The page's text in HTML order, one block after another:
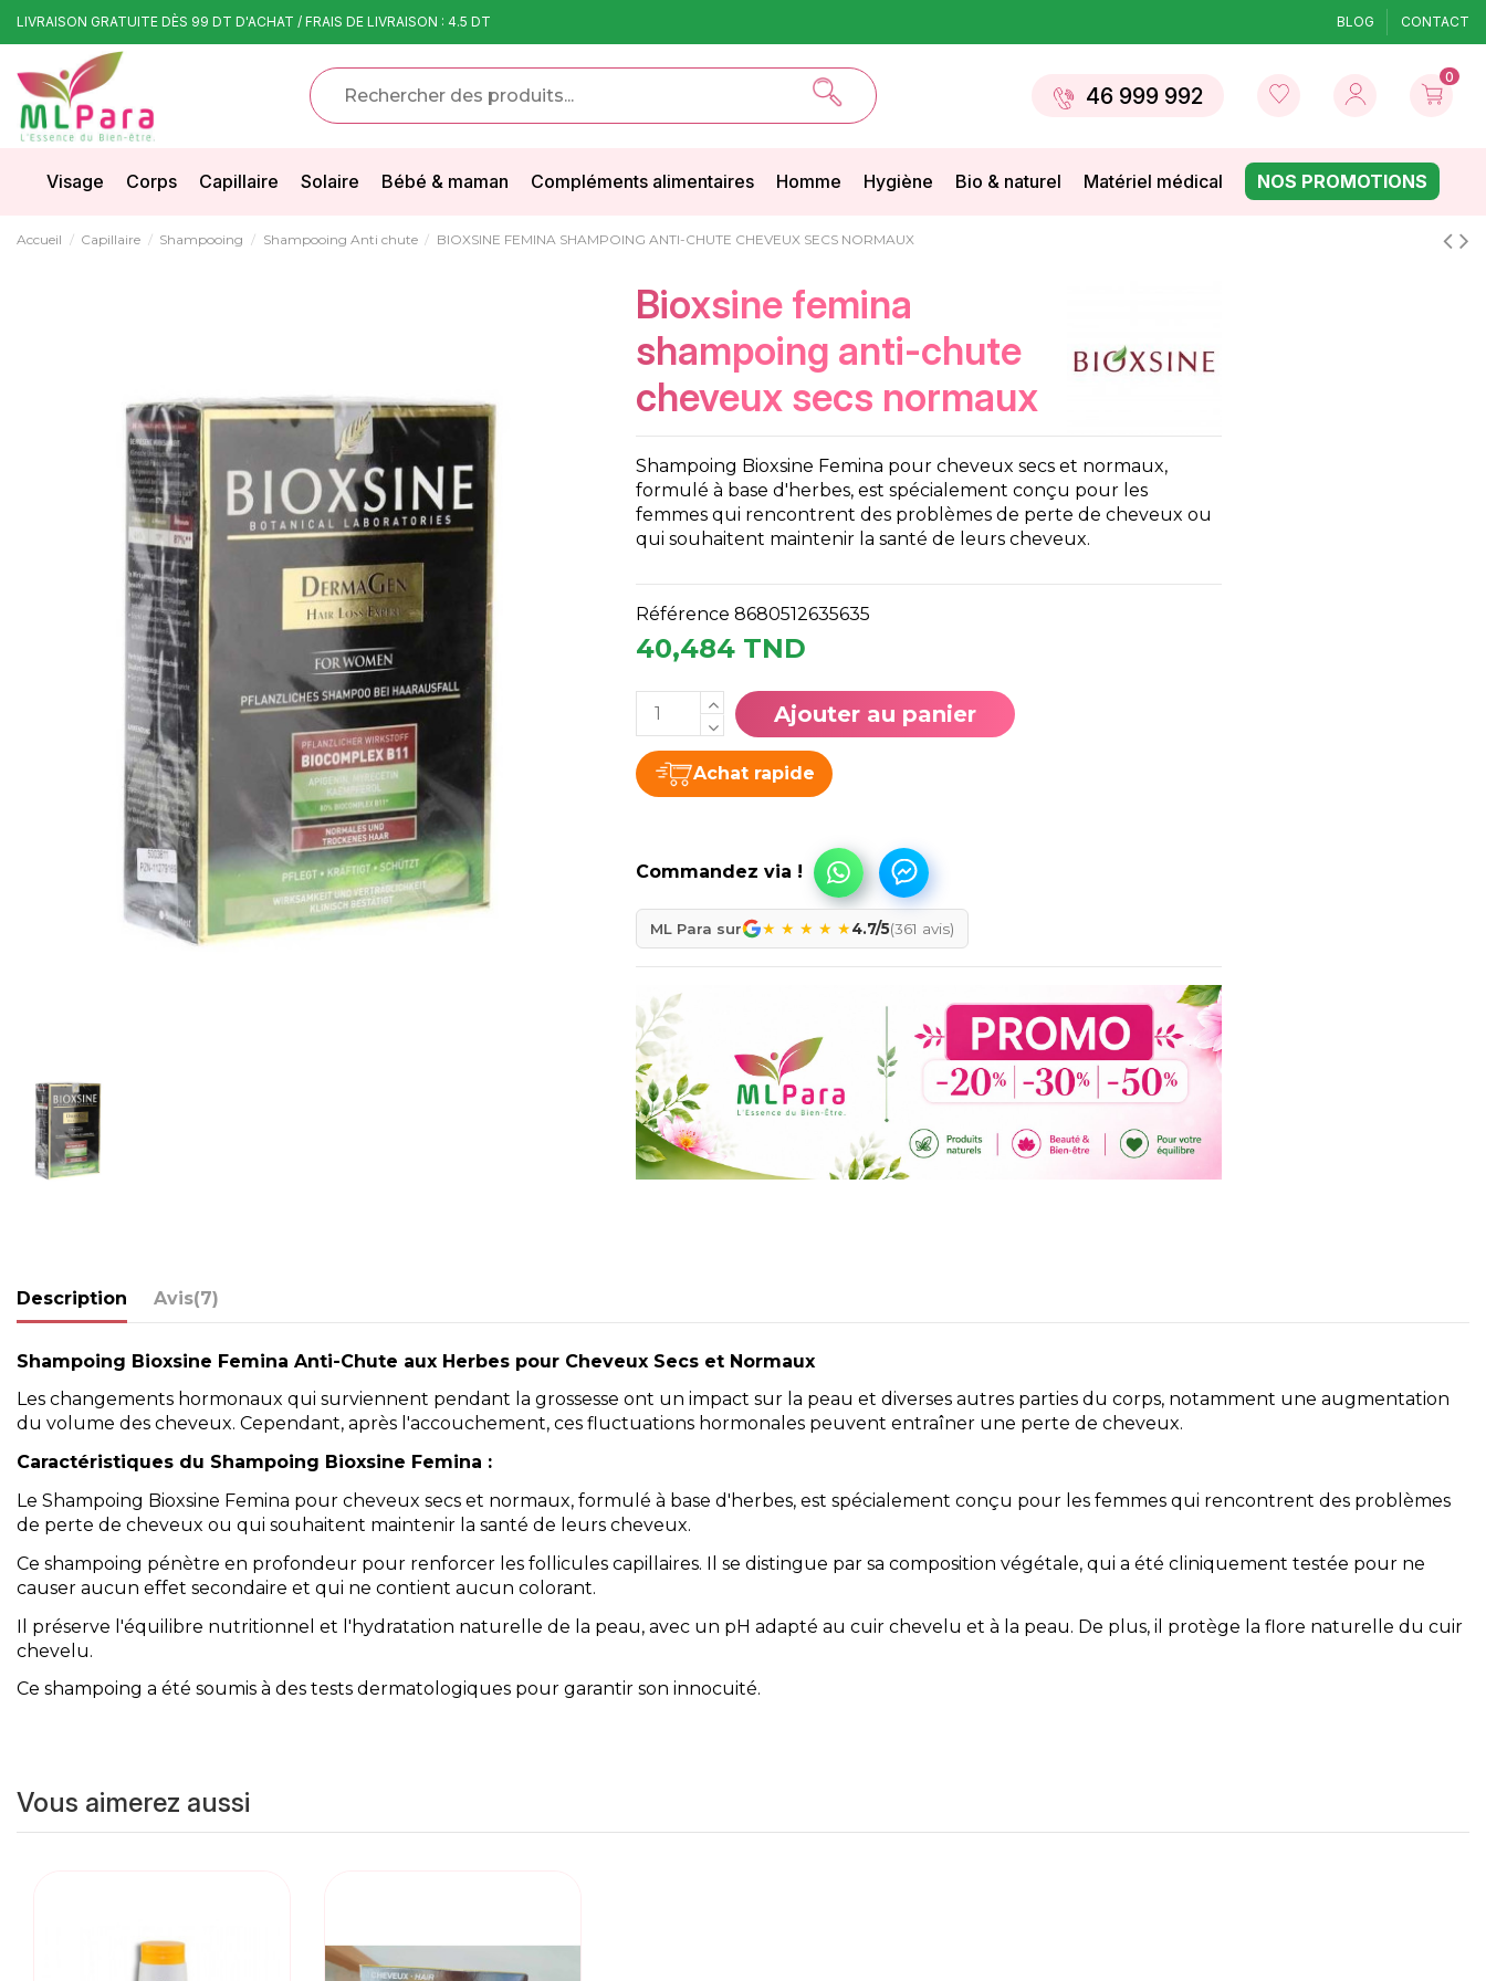
LIVRAISON GRATUITE DÈS 99 DT D'ACHAT / FRAIS DE LIVRAISON : 4.5 DT BLOG CONTACT
46 999 992
0
Visage Corps Capillaire Solaire Bébé & maman Compléments alimentaires Homme Hygiène Bio & naturel Matériel médical NOS PROMOTIONS
Accueil Capillaire Shampooing Shampooing Anti chute BIOXSINE FEMINA SHAMPOING ANTI-CHUTE CHEVEUX SECS NORMAUX
bioxsine femina
shampoing anti-chute
cheveux secs normaux
Shampoing Bioxsine Femina pour cheveux secs et normaux,
formulé à base d'herbes, est spécialement conçu pour les
femmes qui rencontrent des problèmes de perte de cheveux ou
qui souhaitent maintenir la santé de leurs cheveux.
Référence 8680512635635
40,484 TND
Ajouter au panier
Achat rapide
ML Para sur ★ ★ ★ ★ ★4.7/5(361 avis)
Description Avis(7)
Shampoing Bioxsine Femina Anti-Chute aux Herbes pour Cheveux Secs et Normaux
Les changements hormonaux qui surviennent pendant la grossesse ont un impact sur la peau et diverses autres parties du corps, notamment une augmentation
du volume des cheveux. Cependant, après l'accouchement, ces fluctuations hormonales peuvent entraîner une perte de cheveux.
Caractéristiques du Shampoing Bioxsine Femina :
Le Shampoing Bioxsine Femina pour cheveux secs et normaux, formulé à base d'herbes, est spécialement conçu pour les femmes qui rencontrent des problèmes
de perte de cheveux ou qui souhaitent maintenir la santé de leurs cheveux.
Ce shampoing pénètre en profondeur pour renforcer les follicules capillaires. Il se distingue par sa composition végétale, qui a été cliniquement testée pour ne
causer aucun effet secondaire et qui ne contient aucun colorant.
Il préserve l'équilibre nutritionnel et l'hydratation naturelle de la peau, avec un pH adapté au cuir chevelu et à la peau. De plus, il protège la flore naturelle du cuir
chevelu.
Ce shampoing a été soumis à des tests dermatologiques pour garantir son innocuité.
Vous aimerez aussi